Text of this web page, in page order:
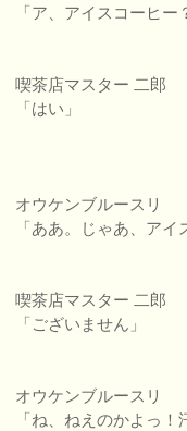
「ア、アイスコーヒー
喫茶店マスター 二郎
「はい」
オウケンブルースリ
「ああ。じゃあ、アイ
喫茶店マスター 二郎
「ございません」
オウケンブルースリ
「ね、ねえのかよっ